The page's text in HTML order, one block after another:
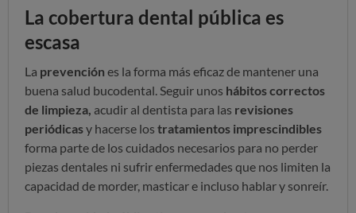
La cobertura dental pública es
escasa
La prevención es la forma más eficaz de mantener una
buena salud bucodental. Seguir unos hábitos correctos
de limpieza, acudir al dentista para las revisiones
periódicasy hacerse los tratamientos imprescindibles
forma parte de los cuidados necesarios para no perder
piezas dentales ni sufrir enfermedades que nos limiten la
capacidad de morder, masticar e incluso hablar y sonreír.